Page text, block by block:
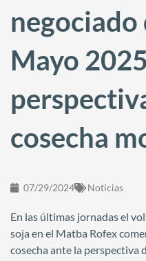
negociado
Mayo
cosecha
07/29/2024 Noticias
En las últimas jornadas el
soja en el Matba Rofex
cosecha ante la perspectiva